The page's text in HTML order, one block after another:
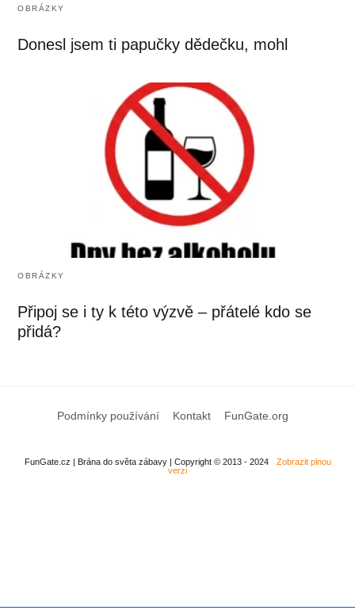
OBRÁZKY
Donesl jsem ti papučky dědečku, mohl
OBRÁZKY
Připoj se i ty k této výzvě – přátelé kdo se
přidá?
Podmínky používání Kontakt FunGate.org
FunGate.cz | Brána do světa zábavy | Copyright © 2013 - 2024
Zobrazit plnou
verzi